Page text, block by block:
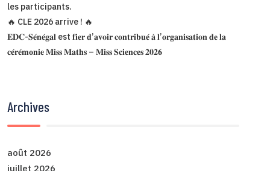
les participants.
🔥 CLE 2026 arrive ! 🔥
𝐄𝐃𝐂-𝐒𝐞́𝐧𝐞́𝐠𝐚𝐥 est 𝐟𝐢𝐞𝐫 𝐝’𝐚𝐯𝐨𝐢𝐫 𝐜𝐨𝐧𝐭𝐫𝐢𝐛𝐮𝐞́ 𝐚̀ 𝐥’𝐨𝐫𝐠𝐚𝐧𝐢𝐬𝐚𝐭𝐢𝐨𝐧 𝐝𝐞 𝐥𝐚
𝐜𝐞́𝐫𝐞́𝐦𝐨𝐧𝐢𝐞 𝐌𝐢𝐬𝐬 𝐌𝐚𝐭𝐡𝐬 – 𝐌𝐢𝐬𝐬 𝐒𝐜𝐢𝐞𝐧𝐜𝐞𝐬 𝟐𝟎𝟐𝟔
Archives
août 2026
juillet 2026